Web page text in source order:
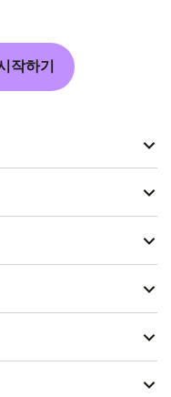
작하기